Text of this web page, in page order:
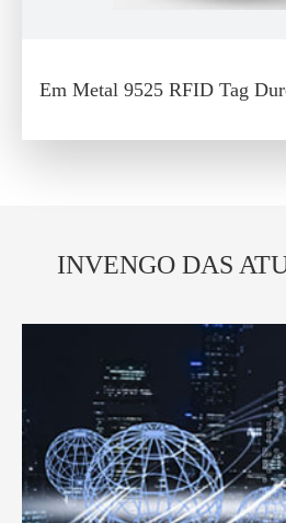
Em Metal 9525 RFID Tag
INVENGO DAS